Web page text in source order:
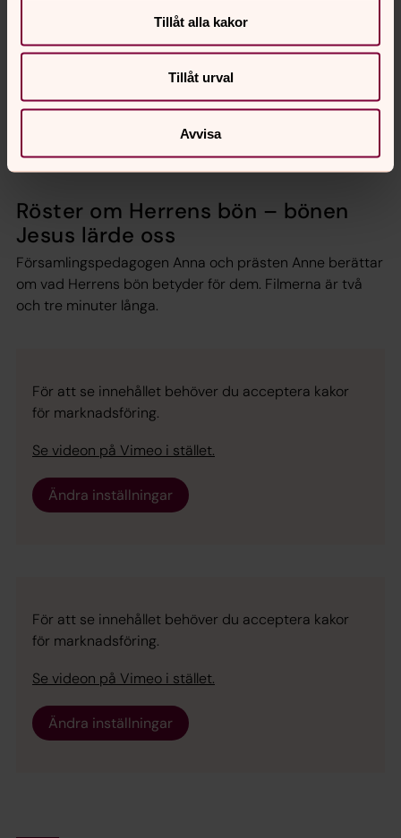
Tillåt alla kakor
Tillåt urval
Avvisa
Det är en bön som vi kan instämma i tillsammans med
alla kristna i hela världen.
Slappna av och ta en paus från stressen runt omkring
dig. Bönepodden är en podcast som publicerar en ny
andakt varje fredag.
Röster om Herrens bön – bönen
Jesus lärde oss
Församlingspedagogen Anna och prästen Anne berättar
om vad Herrens bön betyder för dem. Filmerna är två
och tre minuter långa.
För att se innehållet behöver du acceptera kakor
för marknadsföring.
Se videon på Vimeo i stället.
Ändra inställningar
För att se innehållet behöver du acceptera kakor
för marknadsföring.
Se videon på Vimeo i stället.
Ändra inställningar